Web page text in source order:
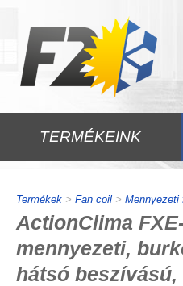
TERMÉKEINK
Termékek > Fan coil > Mennyezeti
ActionClima
mennyezeti,
hátsó